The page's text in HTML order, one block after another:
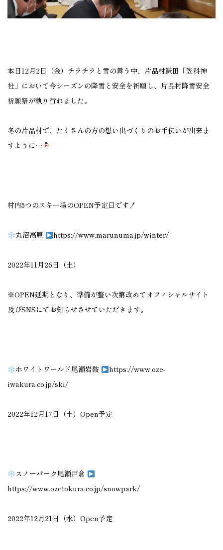
本日12月2日（金）チラチラと雪の舞う中、片品村鎌田「笠科神
社」において今シーズンの降雪と安全を祈願し、片品村降雪安全
祈願祭が執り行れました。
冬の片品村で、たくさんの方の想い出づくりのお手伝いが出来ま
すように…
村内5つのスキー場のOPEN予定日です！
丸沼高原 https://www.marunuma.jp/winter/
2022年11月26日（土）
※OPEN延期となり、準備が整い次第改めてオフィシャルサイト
及びSNSにてお知らせさせていただきます。
ホワイトワールド尾瀬岩鞍
https://www.oze-
iwakura.co.jp/ski/
2022年12月17日（土）Open予定
スノーパーク尾瀬戸倉
https://www.ozetokura.co.jp/snowpark/
2022年12月21日（水）Open予定